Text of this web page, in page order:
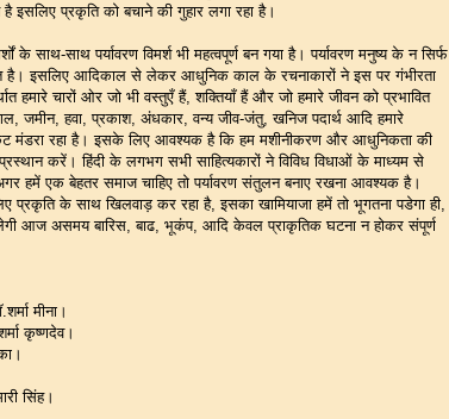
इसलिए प्रकृति को बचाने की गुहार लगा रहा है।
के साथ-साथ पर्यावरण विमर्श भी महत्वपूर्ण बन गया है। पर्यावरण मनुष्य के न सिर्फ
है। इसलिए आदिकाल से लेकर आधुनिक काल के रचनाकारों ने इस पर गंभीरता
हमारे चारों ओर जो भी वस्तुएँ हैं, शक्तियाँ हैं और जो हमारे जीवन को प्रभावित
जमीन, हवा, प्रकाश, अंधकार, वन्य जीव-जंतु, खनिज पदार्थ आदि हमारे
मंडरा रहा है। इसके लिए आवश्यक है कि हम मशीनीकरण और आधुनिकता की
करें। हिंदी के लगभग सभी साहित्यकारों ने विविध विधाओं के माध्यम से
हमें एक बेहतर समाज चाहिए तो पर्यावरण संतुलन बनाए रखना आवश्यक है।
के साथ खिलवाड़ कर रहा है, इसका खामियाजा हमें तो भूगतना पडेगा ही,
आज असमय बारिस, बाढ, भूकंप, आदि केवल प्राकृतिक घटना न होकर संपूर्ण
मीना।
कृष्णदेव।
सिंह।